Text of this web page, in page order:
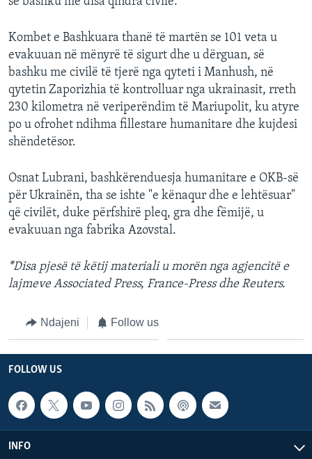
Kombet e Bashkuara thanë të martën se 101 veta u
evakuuan në mënyrë të sigurt dhe u dërguan, së
bashku me civilë të tjerë nga qyteti i Manhush, në
qytetin Zaporizhia të kontrolluar nga ukrainasit, rreth
230 kilometra në veriperëndim të Mariupolit, ku atyre
po u ofrohet ndihma fillestare humanitare dhe kujdesi
shëndetësor.
Osnat Lubrani, bashkërenduesja humanitare e OKB-së
për Ukrainën, tha se ishte "e kënaqur dhe e lehtësuar"
që civilët, duke përfshirë pleq, gra dhe fëmijë, u
evakuuan nga fabrika Azovstal.
*Disa pjesë të këtij materiali u morën nga agjencitë e
lajmeve Associated Press, France-Press dhe Reuters.
Ndajeni Follow us
FOLLOW US
INFO